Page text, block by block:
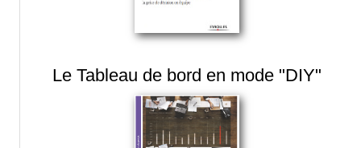
Le Tableau de bord en mode "DIY"